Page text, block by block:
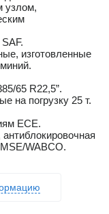
узлом,
изготовленные
65 R22,5”.
на погрузку 25 т.
ECE.
WABCO.